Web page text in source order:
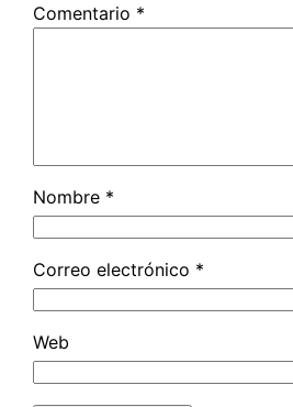
Comentario *
Nombre *
Correo electrónico *
Web